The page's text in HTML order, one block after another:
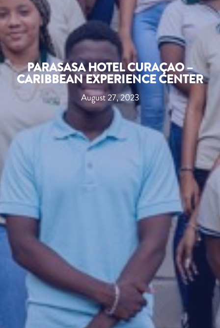
PARASASA HOTEL CURAÇAO –
CARIBBEAN EXPERIENCE CENTER
August 27, 2023